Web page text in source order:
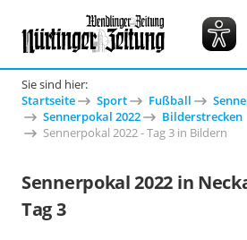
Sie sind hier:
Startseite
Sport Fußball
Sennerpokal 2022
Bilderstrecken
Sennerpokal 2022 - Tag 3 in Bildern
Sennerpokal 2022 in
Tag 3